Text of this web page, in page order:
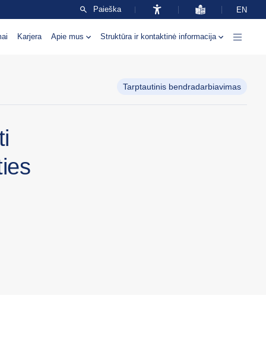
Paieška EN
Karjera Apie mus Struktūra ir kontaktinė informacija
Tarptautinis bendradarbiavimas